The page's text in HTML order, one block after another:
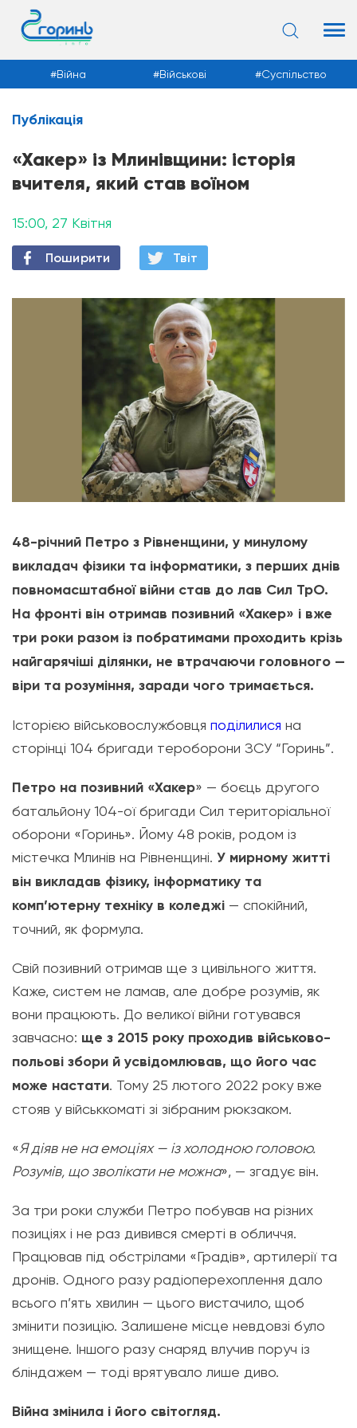
Новини
Війна Військові Суспільство
Публікація
«Хакер» із Млинівщини: історія
вчителя, який став воїном
15:00, 27 Квітня
Поширити Твiт
48-річний Петро з Рівненщини, у минулому
викладач фізики та інформатики, з перших днів
повномасштабної війни став до лав Сил ТрО.
На фронті він отримав позивний «Хакер» і вже
три роки разом із побратимами проходить крізь
найгарячіші ділянки, не втрачаючи головного —
віри та розуміння, заради чого тримається.
Історією військовослужбовця поділилися на
сторінці 104 бригади тероборони ЗСУ “Горинь”.
Петро на позивний «Хакер» — боєць другого
батальйону 104-ої бригади Сил територіальної
оборони «Горинь». Йому 48 років, родом із
містечка Млинів на Рівненщині. У мирному житті
він викладав фізику, інформатику та
комп’ютерну техніку в коледжі — спокійний,
точний, як формула.
Свій позивний отримав ще з цивільного життя.
Каже, систем не ламав, але добре розумів, як
вони працюють. До великої війни готувався
завчасно: ще з 2015 року проходив військово-
польові збори й усвідомлював, що його час
може настати. Тому 25 лютого 2022 року вже
стояв у військкоматі зі зібраним рюкзаком.
«Я діяв не на емоціях — із холодною головою.
Розумів, що зволікати не можна», — згадує він.
За три роки служби Петро побував на різних
позиціях і не раз дивився смерті в обличчя.
Працював під обстрілами «Градів», артилерії та
дронів. Одного разу радіоперехоплення дало
всього п’ять хвилин — цього вистачило, щоб
змінити позицію. Залишене місце невдовзі було
знищене. Іншого разу снаряд влучив поруч із
бліндажем — тоді врятувало лише диво.
Війна змінила і його світогляд.